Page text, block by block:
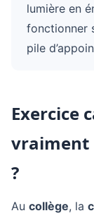
lumière en
fonctionner
pile
Exercice
vraiment
?
Au collège, la